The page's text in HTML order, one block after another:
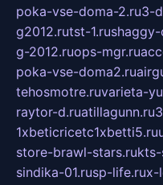
poka-vse-doma-2.ru3-
g2012.rutst-1.ru
g-2012.ruops-mgr.ru
poka-vse-doma2.ru
tehosmotre.ruvarieta-
raytor-d.ruatillagunn.ru
1xbeticricetc1xbetti5.ru
store-brawl-stars.rukts-
sindika-01.rusp-life.rux-